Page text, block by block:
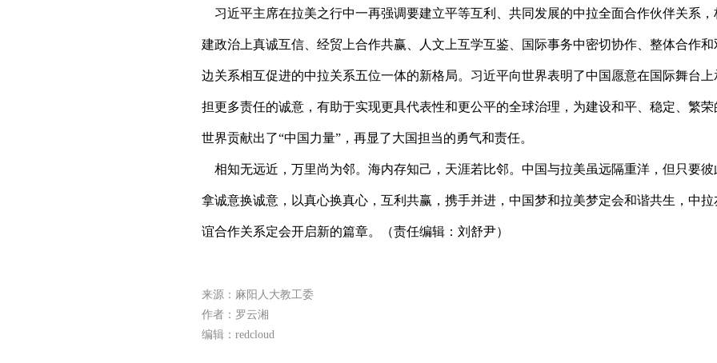
习近平主席在拉美之行中一再强调要建立平等互利、共同发展的中拉全面合作伙伴关系，
建政治上真诚互信、经贸上合作共赢、人文上互学互鉴、国际事务中密切协作、整体合作和
边关系相互促进的中拉关系五位一体的新格局。习近平向世界表明了中国愿意在国际舞台上
担更多责任的诚意，有助于实现更具代表性和更公平的全球治理，为建设和平、稳定、繁荣
世界贡献出了“中国力量”，再显了大国担当的勇气和责任。
相知无远近，万里尚为邻。海内存知己，天涯若比邻。中国与拉美虽远隔重洋，但只要彼
拿诚意换诚意，以真心换真心，互利共赢，携手并进，中国梦和拉美梦定会和谐共生，中拉
谊合作关系定会开启新的篇章。（责任编辑：刘舒尹）
来源：麻阳人大教工委
作者：罗云湘
编辑：redcloud